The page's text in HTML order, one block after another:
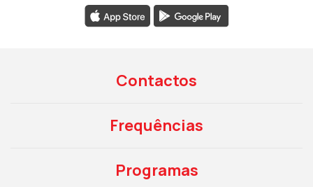
Contactos
Frequências
Programas